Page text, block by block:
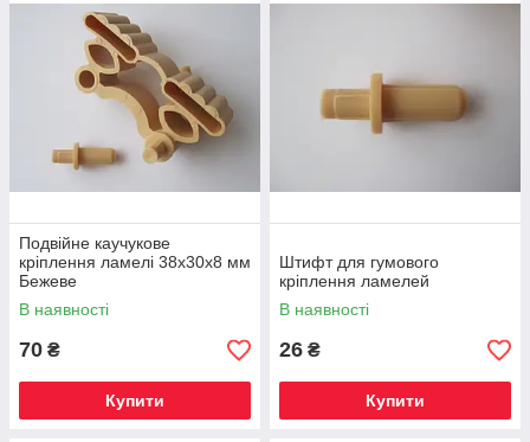
Подвійне каучукове
кріплення ламелі 38х30х8 мм
Бежеве
В наявності
70 ₴
Купити
Штифт для гумового
кріплення ламелей
В наявності
26 ₴
Купити